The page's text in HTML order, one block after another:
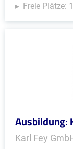
Freie Plätze: 1
Ausbildung:
Karl Fey